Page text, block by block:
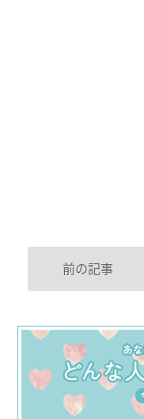
前の記事